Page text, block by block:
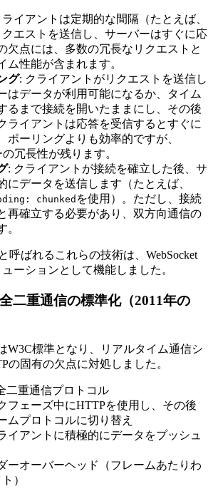
ライアントは定期的な間隔（たとえば、
エストを送信し、サーバーはすぐに応
欠点には、多数の冗長なリクエストと
ム性能が含まれます。
グ: クライアントがリクエストを送信し
はデータが利用可能になるか、タイム
るまで接続を開いたままにし、その後
ライアントは応答を受信するとすぐに
ポーリングよりも効率的ですが、
冗長性が残ります。
: クライアントが接続を確立した後、サ
にデータ​​を送信します（たとえば、
chunked を使用）。ただし、接続
再確立する必要があり、双方向通信の
。
呼ばれるこれらの技術は、WebSocket
ーションとして機能しました。
二重通信の標準化（2011年の
W3C標準となり、リアルタイム通信シ
の固有の欠点に対処しました。
二重通信プロトコル
フェーズ中にHTTPを使用し、その後
ムプロトコルに切り替え
イアントに積極的にデータをプッシュ
ーオーバーヘッド（フレームあたりわ
）